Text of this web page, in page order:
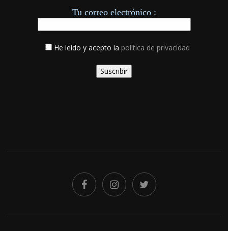
Tu correo electrónico :
He leído y acepto la política de privacidad